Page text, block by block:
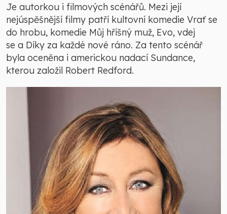
Je autorkou i filmových scénářů. Mezi její
nejúspěšnější filmy patří kultovní komedie Vrať se
do hrobu, komedie Můj hříšný muž, Evo, vdej
se a Díky za každé nové ráno. Za tento scénář
byla oceněna i americkou nadací Sundance,
kterou založil Robert Redford.